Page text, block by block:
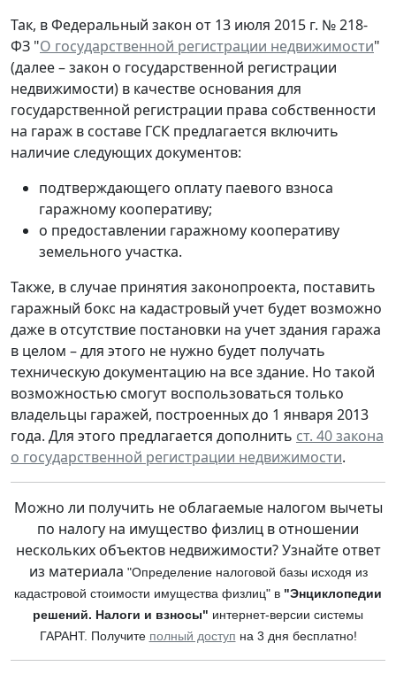
Так, в Федеральный закон от 13 июля 2015 г. № 218-
ФЗ "О государственной регистрации недвижимости"
(далее – закон о государственной регистрации
недвижимости) в качестве основания для
государственной регистрации права собственности
на гараж в составе ГСК предлагается включить
наличие следующих документов:
подтверждающего оплату паевого взноса
гаражному кооперативу;
о предоставлении гаражному кооперативу
земельного участка.
Также, в случае принятия законопроекта, поставить
гаражный бокс на кадастровый учет будет возможно
даже в отсутствие постановки на учет здания гаража
в целом – для этого не нужно будет получать
техническую документацию на все здание. Но такой
возможностью смогут воспользоваться только
владельцы гаражей, построенных до 1 января 2013
года. Для этого предлагается дополнить ст. 40 закона
о государственной регистрации недвижимости.
Можно ли получить не облагаемые налогом вычеты
по налогу на имущество физлиц в отношении
нескольких объектов недвижимости? Узнайте ответ
из материала "Определение налоговой базы исходя из
кадастровой стоимости имущества физлиц" в "Энциклопедии
решений. Налоги и взносы" интернет-версии системы
ГАРАНТ. Получите полный доступ на 3 дня бесплатно!